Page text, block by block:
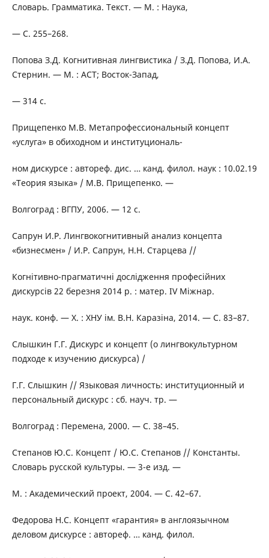
Словарь. Грамматика. Текст. — М. : Наука,
— С. 255–268.
Попова З.Д. Когнитивная лингвистика / З.Д. Попова, И.А.
Стернин. — М. : АСТ; Восток-Запад,
— 314 с.
Прищепенко М.В. Метапрофессиональный концепт
«услуга» в обиходном и институциональ-
ном дискурсе : автореф. дис. … канд. филол. наук : 10.02.19
«Теория языка» / М.В. Прищепенко. —
Волгоград : ВГПУ, 2006. — 12 с.
Сапрун И.Р. Лингвокогнитивный анализ концепта
«бизнесмен» / И.Р. Сапрун, Н.Н. Старцева //
Когнітивно-прагматичні дослідження професійних
дискурсів 22 березня 2014 р. : матер. ІV Міжнар.
наук. конф. — Х. : ХНУ ім. В.Н. Каразіна, 2014. — С. 83–87.
Слышкин Г.Г. Дискурс и концепт (о лингвокультурном
подходе к изучению дискурса) /
Г.Г. Слышкин // Языковая личность: институционный и
персональный дискурс : сб. науч. тр. —
Волгоград : Перемена, 2000. — С. 38–45.
Степанов Ю.С. Концепт / Ю.С. Степанов // Константы.
Словарь русской культуры. — 3-е изд. —
М. : Академический проект, 2004. — С. 42–67.
Федорова Н.С. Концепт «гарантия» в англоязычном
деловом дискурсе : автореф. … канд. филол.